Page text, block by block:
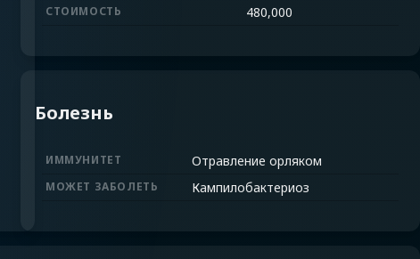
СТОИМОСТЬ 480,000
Болезнь
ИММУНИТЕТ Отравление орляком
МОЖЕТ ЗАБОЛЕТЬ Кампилобактериоз